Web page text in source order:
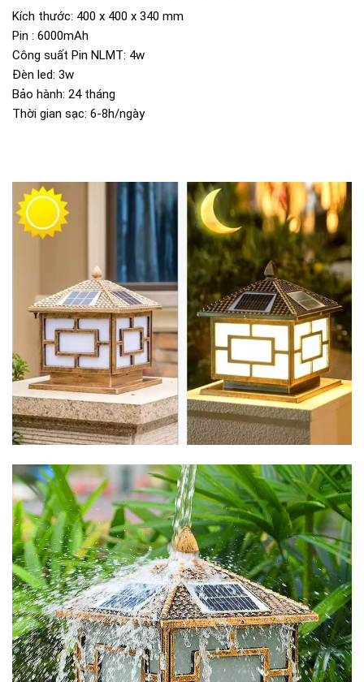
Kích thước: 400 x 400 x 340 mm
Pin : 6000mAh
Công suất Pin NLMT: 4w
Đèn led: 3w
Bảo hành: 24 tháng
Thời gian sạc: 6-8h/ngày